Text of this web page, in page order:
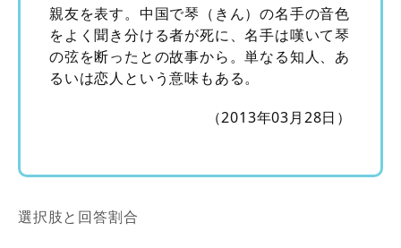
親友を表す。中国で琴（きん）の名手の音色
をよく聞き分ける者が死に、名手は嘆いて琴
の弦を断ったとの故事から。単なる知人、あ
るいは恋人という意味もある。
（2013年03月28日）
選択肢と回答割合